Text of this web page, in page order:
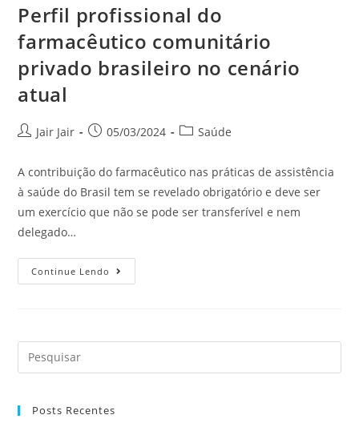
Perfil profissional do
farmacêutico comunitário
privado brasileiro no cenário
atual
Jair Jair 05/03/2024 Saúde
A contribuição do farmacêutico nas práticas de assistência
à saúde do Brasil tem se revelado obrigatório e deve ser
um exercício que não se pode ser transferível e nem
delegado…
Continue Lendo
Posts Recentes